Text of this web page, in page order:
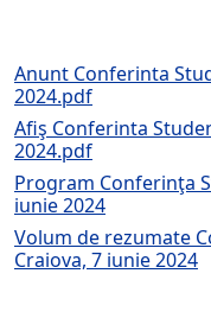
Anunt Conferinta
2024.pdf
Afiş Conferinta
2024.pdf
Program Conferinţa
iunie 2024
Volum de rezumate
Craiova, 7 iunie 2024